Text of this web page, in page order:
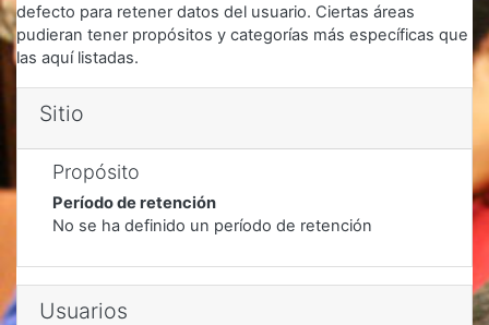
defecto para retener datos del usuario. Ciertas áreas
pudieran tener propósitos y categorías más específicas que
las aquí listadas.
Sitio
Propósito
Período de retención
No se ha definido un período de retención
Usuarios